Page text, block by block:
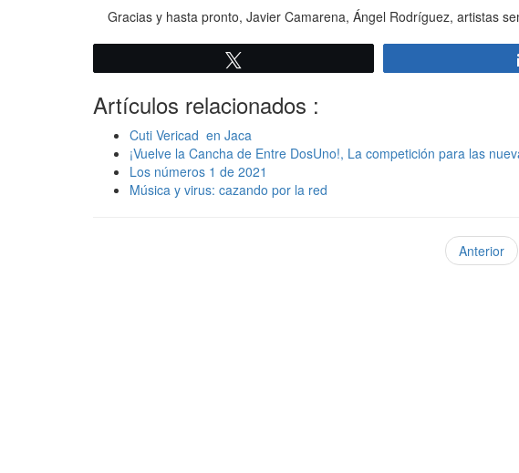
Gracias y hasta pronto, Javier Camarena, Ángel Rodríguez, artistas
Artículos relacionados :
Cuti Vericad en Jaca
¡Vuelve la Cancha de Entre DosUno!, La competición para las
Los números 1 de 2021
Música y virus: cazando por la red
Anterior